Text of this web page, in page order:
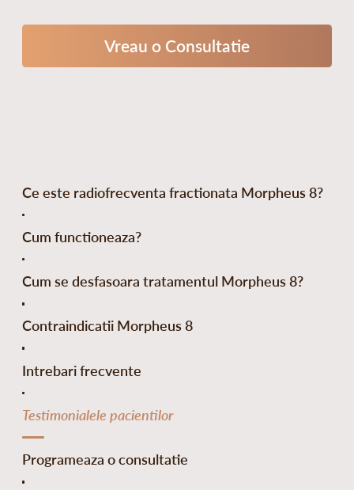
Vreau o Consultatie
Ce este radiofrecventa fractionata Morpheus 8?
Cum functioneaza?
Cum se desfasoara tratamentul Morpheus 8?
Contraindicatii Morpheus 8
Intrebari frecvente
Testimonialele pacientilor
Programeaza o consultatie